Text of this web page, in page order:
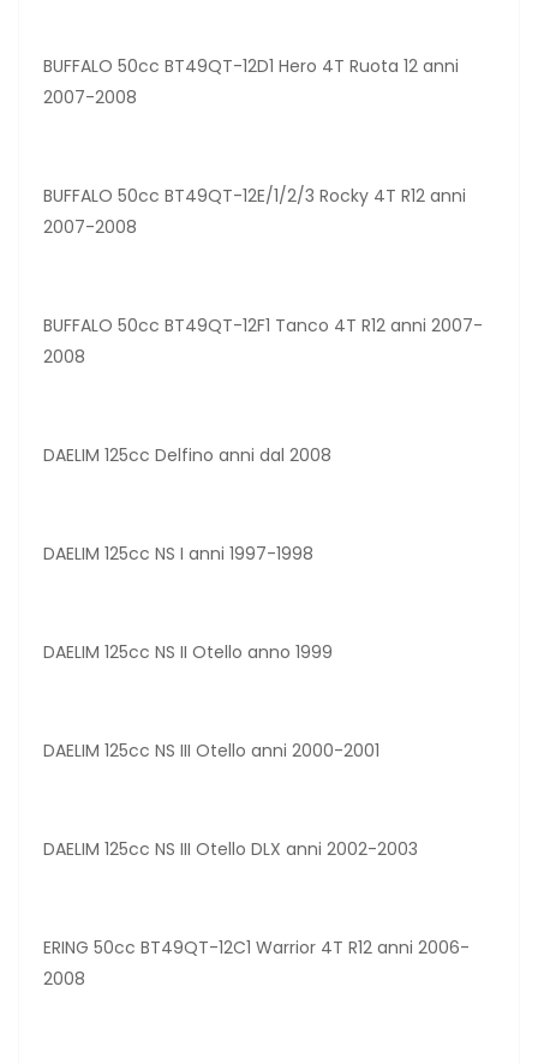
BUFFALO 50cc BT49QT-12D1 Hero 4T Ruota 12 anni
2007-2008
BUFFALO 50cc BT49QT-12E/1/2/3 Rocky 4T R12 anni
2007-2008
BUFFALO 50cc BT49QT-12F1 Tanco 4T R12 anni 2007-
2008
DAELIM 125cc Delfino anni dal 2008
DAELIM 125cc NS I anni 1997-1998
DAELIM 125cc NS II Otello anno 1999
DAELIM 125cc NS III Otello anni 2000-2001
DAELIM 125cc NS III Otello DLX anni 2002-2003
ERING 50cc BT49QT-12C1 Warrior 4T R12 anni 2006-
2008